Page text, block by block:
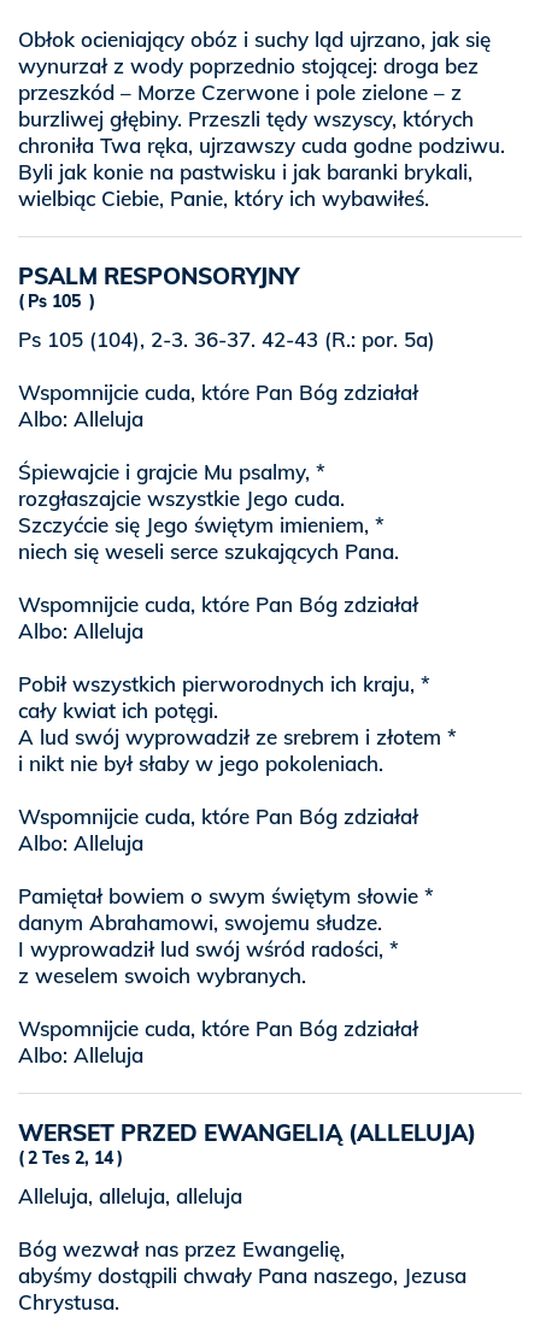
Obłok ocieniający obóz i suchy ląd ujrzano, jak się
wynurzał z wody poprzednio stojącej: droga bez
przeszkód – Morze Czerwone i pole zielone – z
burzliwej głębiny. Przeszli tędy wszyscy, których
chroniła Twa ręka, ujrzawszy cuda godne podziwu.
Byli jak konie na pastwisku i jak baranki brykali,
wielbiąc Ciebie, Panie, który ich wybawiłeś.
PSALM RESPONSORYJNY
Ps 105
Ps 105 (104), 2-3. 36-37. 42-43 (R.: por. 5a)
Wspomnijcie cuda, które Pan Bóg zdziałał
Albo: Alleluja
Śpiewajcie i grajcie Mu psalmy, *
rozgłaszajcie wszystkie Jego cuda.
Szczyćcie się Jego świętym imieniem, *
niech się weseli serce szukających Pana.
Wspomnijcie cuda, które Pan Bóg zdziałał
Albo: Alleluja
Pobił wszystkich pierworodnych ich kraju, *
cały kwiat ich potęgi.
A lud swój wyprowadził ze srebrem i złotem *
i nikt nie był słaby w jego pokoleniach.
Wspomnijcie cuda, które Pan Bóg zdziałał
Albo: Alleluja
Pamiętał bowiem o swym świętym słowie *
danym Abrahamowi, swojemu słudze.
I wyprowadził lud swój wśród radości, *
z weselem swoich wybranych.
Wspomnijcie cuda, które Pan Bóg zdziałał
Albo: Alleluja
WERSET PRZED EWANGELIĄ (ALLELUJA)
2 Tes 2, 14
Alleluja, alleluja, alleluja
Bóg wezwał nas przez Ewangelię,
abyśmy dostąpili chwały Pana naszego, Jezusa
Chrystusa.